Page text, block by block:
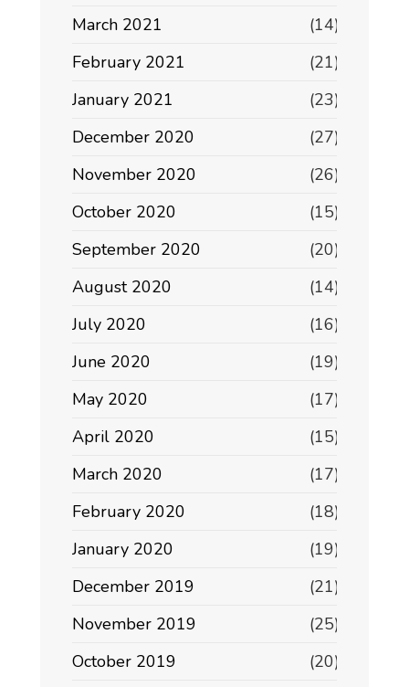
March 2021
(14)
February 2021
(21)
January 2021
(23)
December 2020
(27)
November 2020
(26)
October 2020
(15)
September 2020
(20)
August 2020
(14)
July 2020
(16)
June 2020
(19)
May 2020
(17)
April 2020
(15)
March 2020
(17)
February 2020
(18)
January 2020
(19)
December 2019
(21)
November 2019
(25)
October 2019
(20)